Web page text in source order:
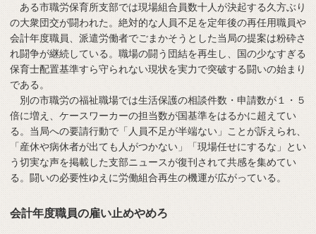
ある市職労保育所支部では現場組合員数十人が決起する久方ぶり
の大衆団交が闘われた。絶対的な人員不足を定年後の再任用職員や
会計年度職員、派遣労働者でごまかそうとした当局の提案は粉砕さ
れ闘争が継続している。職場の闘う団結を再生し、国の少なすぎる
保育士配置基準すら守られない現状を実力で突破する闘いの始まり
である。
別の市職労の福祉職場では生活保護の相談件数・申請数が１・５
倍に増え、ケースワーカーの担当数が国基準をはるかに超えてい
る。当局への要請行動で「人員不足が半端ない」ことが訴えられ、
「産休や病休者が出ても人がつかない」「現場任せにするな」とい
う切実な声を掲載した支部ニュースが復刊されて共感を集めてい
る。闘いの必要性ゆえに労働組合再生の機運が広がっている。
会計年度職員の雇い止めやめろ